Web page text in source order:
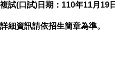
複試(口試)日期：110年11月19
詳細資訊請依招生簡章為準。